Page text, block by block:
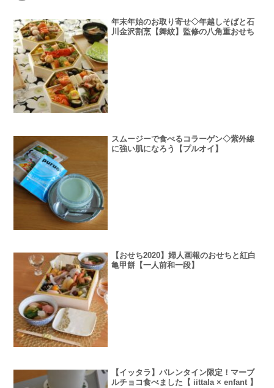
年末年始のお取り寄せ◇年越しそばと石
川金沢割烹【舞紋】監修の八角重おせち
スムージーで食べるコラーゲン◇紫外線
に強い肌になろう【プルオイ】
【おせち2020】婦人画報のおせちと紅白
亀甲餅【一人前和一段】
【イッタラ】バレンタイン限定！マーブ
ルチョコ食べました【 iittala × enfant 】